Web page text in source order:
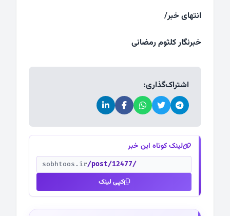
انتهای خبر/
خبرنگار کلثوم رمضانی
اشتراک‌گذاری:
لینک کوتاه این خبر
sobhtoos.ir/post/12477/
کپی لینک